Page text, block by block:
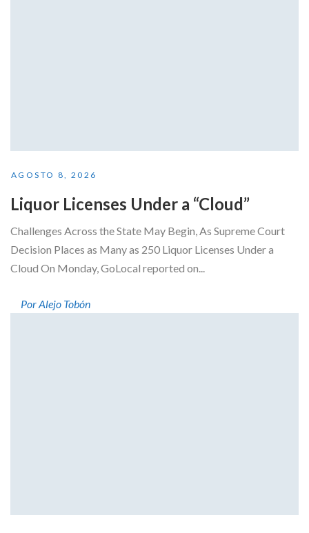
AGOSTO 8, 2026
Liquor Licenses Under a “Cloud”
Challenges Across the State May Begin, As Supreme Court
Decision Places as Many as 250 Liquor Licenses Under a
Cloud On Monday, GoLocal reported on...
Por Alejo Tobón